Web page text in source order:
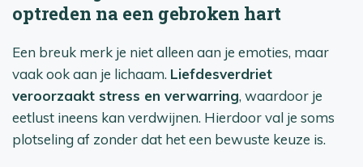
optreden na een gebroken hart
Een breuk merk je niet alleen aan je emoties, maar
vaak ook aan je lichaam. Liefdesverdriet
veroorzaakt stress en verwarring, waardoor je
eetlust ineens kan verdwijnen. Hierdoor val je soms
plotseling af zonder dat het een bewuste keuze is.